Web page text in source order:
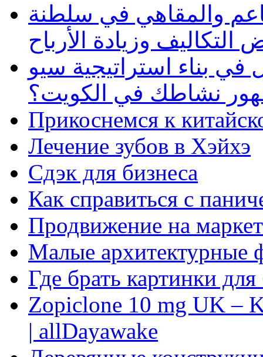
والمقاهي في سلطنة
وزيادة الأرباح
بناء استراتيجية سيو
نشاطك في الكويت؟
Прикоснемся к
Лечение зубов в Хэйхэ
Сдэк для бизнеса
Как справиться с
Продвижение на
Малые архитектурные
Где брать картинки
Zopiclone 10 mg UK –
| allDayawake